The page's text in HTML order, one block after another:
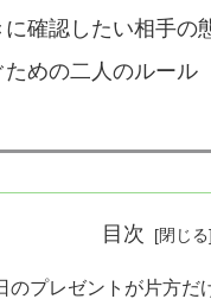
確認したい相手の
めの二人のルール
目次
のプレゼントが片方だ